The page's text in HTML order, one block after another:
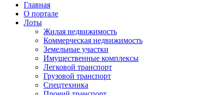
Главная
О портале
Лоты
Жилая недвижимость
Коммерческая недвижимость
Земельные участки
Имущественные комплексы
Легковой транспорт
Грузовой транспорт
Спецтехника